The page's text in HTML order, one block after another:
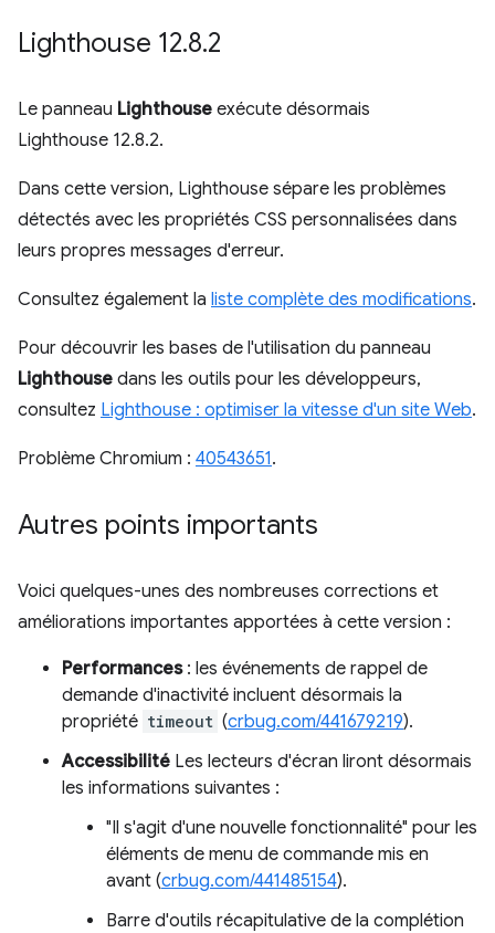
Lighthouse 12.8.2
Le panneau Lighthouse exécute désormais
Lighthouse 12.8.2.
Dans cette version, Lighthouse sépare les problèmes
détectés avec les propriétés CSS personnalisées dans
leurs propres messages d'erreur.
Consultez également la liste complète des modifications.
Pour découvrir les bases de l'utilisation du panneau
Lighthouse dans les outils pour les développeurs,
consultez Lighthouse : optimiser la vitesse d'un site Web.
Problème Chromium : 40543651.
Autres points importants
Voici quelques-unes des nombreuses corrections et
améliorations importantes apportées à cette version :
Performances: les événements de rappel de
demande d'inactivité incluent désormais la
propriété timeout (crbug.com/441679219).
Accessibilité Les lecteurs d'écran liront désormais
les informations suivantes :
"Il s'agit d'une nouvelle fonctionnalité" pour les
éléments de menu de commande mis en
avant (crbug.com/441485154).
Barre d'outils récapitulative de la complétion